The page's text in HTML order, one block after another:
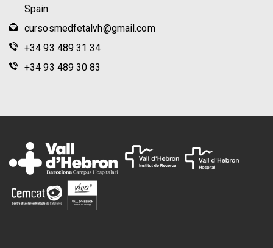
Spain
cursosmedfetalvh@gmail.com
+34 93 489 31 34
+34 93 489 30 83